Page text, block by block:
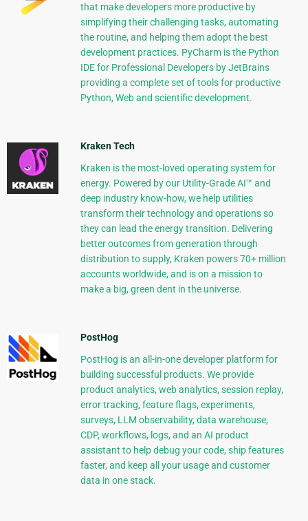
that make developers more productive by
simplifying their challenging tasks, automating
the routine, and helping them adopt the best
development practices. PyCharm is the Python
IDE for Professional Developers by JetBrains
providing a complete set of tools for productive
Python, Web and scientific development.
Kraken Tech
Kraken is the most-loved operating system for
energy. Powered by our Utility-Grade AI™ and
deep industry know-how, we help utilities
transform their technology and operations so
they can lead the energy transition. Delivering
better outcomes from generation through
distribution to supply, Kraken powers 70+ million
accounts worldwide, and is on a mission to
make a big, green dent in the universe.
PostHog
PostHog is an all-in-one developer platform for
building successful products. We provide
product analytics, web analytics, session replay,
error tracking, feature flags, experiments,
surveys, LLM observability, data warehouse,
CDP, workflows, logs, and an AI product
assistant to help debug your code, ship features
faster, and keep all your usage and customer
data in one stack.